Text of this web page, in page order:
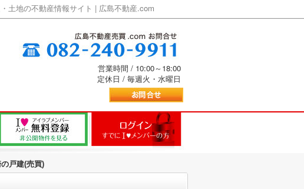
土地の不動産情報サイト | 広島不動産.com
営業時間 / 10:00～18:00
定休日 / 毎週火・水曜日
戸建(売買)